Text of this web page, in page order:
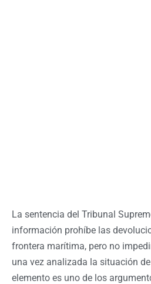
La sentencia del Tribunal
información prohíbe las
frontera marítima, pero no
una vez analizada la situación
elemento es uno de los